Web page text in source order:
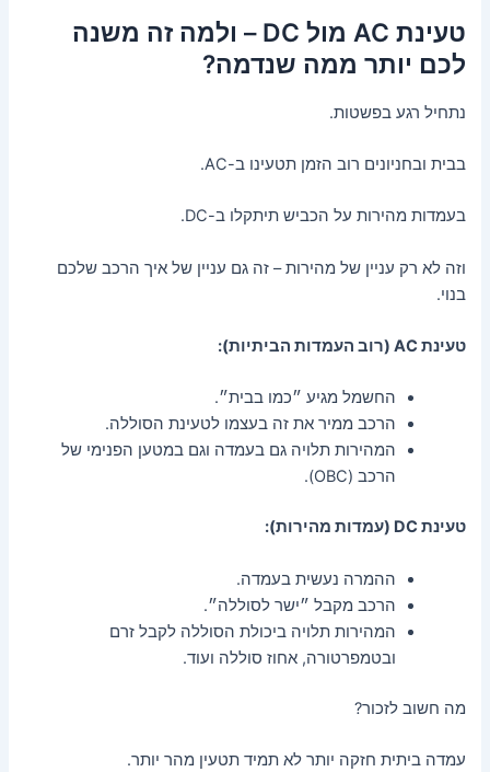
טעינת AC מול DC – ולמה זה משנה
לכם יותר ממה שנדמה?
נתחיל רגע בפשטות.
בבית ובחניונים רוב הזמן תטעינו ב-AC.
בעמדות מהירות על הכביש תיתקלו ב-DC.
וזה לא רק עניין של מהירות – זה גם עניין של איך הרכב שלכם
בנוי.
טעינת AC (רוב העמדות הביתיות):
החשמל מגיע ״כמו בבית״.
הרכב ממיר את זה בעצמו לטעינת הסוללה.
המהירות תלויה גם בעמדה וגם במטען הפנימי של
הרכב (OBC).
טעינת DC (עמדות מהירות):
ההמרה נעשית בעמדה.
הרכב מקבל ״ישר לסוללה״.
המהירות תלויה ביכולת הסוללה לקבל זרם
ובטמפרטורה, אחוז סוללה ועוד.
מה חשוב לזכור?
עמדה ביתית חזקה יותר לא תמיד תטעין מהר יותר.